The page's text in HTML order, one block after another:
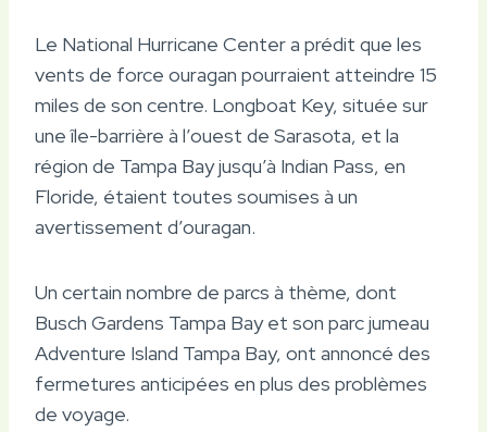
Le National Hurricane Center a prédit que les
vents de force ouragan pourraient atteindre 15
miles de son centre. Longboat Key, située sur
une île-barrière à l’ouest de Sarasota, et la
région de Tampa Bay jusqu’à Indian Pass, en
Floride, étaient toutes soumises à un
avertissement d’ouragan.
Un certain nombre de parcs à thème, dont
Busch Gardens Tampa Bay et son parc jumeau
Adventure Island Tampa Bay, ont annoncé des
fermetures anticipées en plus des problèmes
de voyage.